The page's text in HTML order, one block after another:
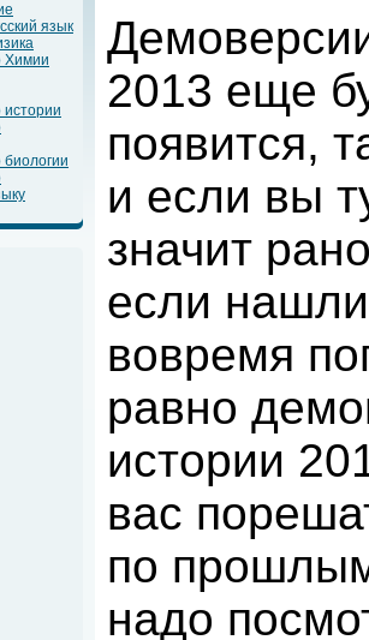
язык
Химии
2013 еще
появится,
и если вы
значит
если
вовремя
равно
истории
вас
по
надо